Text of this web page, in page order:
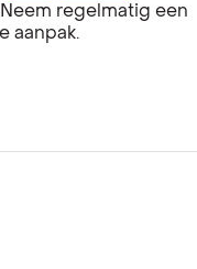
regelmatig een
aanpak.